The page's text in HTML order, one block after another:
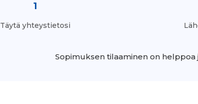
1
Täytä yhteystietosi
Sopimuksen tilaaminen on helppoa